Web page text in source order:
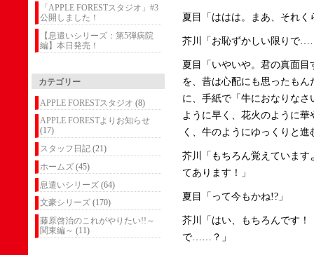
「APPLE FORESTスタジオ」#3
公開しました！
【息遣いシリーズ：第5弾病院
編】本日発売！
カテゴリー
APPLE FORESTスタジオ (8)
APPLE FORESTよりお知らせ
(17)
スタッフ日記 (21)
ホームズ (45)
息遣いシリーズ (64)
文豪シリーズ (170)
藤原啓治のこれがやりたい!!～
関東編～ (11)
夏目「ははは。まあ、それ
芥川「お恥ずかしい限りで
夏目「いやいや。君の真面
を、昔は心配にも思ったも
に、手紙で「牛におなりな
ように早く、花火のように
く、牛のようにゆっくりと進
芥川「もちろん覚えていま
てあります！」
夏目「って今もかね!?」
芥川「はい、もちろんです
で……？」